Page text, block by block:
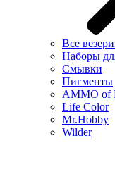
Все
Наборы
Смывки
Пигменты
AMMO of
Life Color
Mr.Hobby
Wilder